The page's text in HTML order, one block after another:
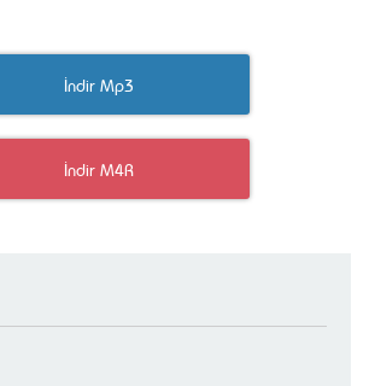
İndir Mp3
İndir M4R